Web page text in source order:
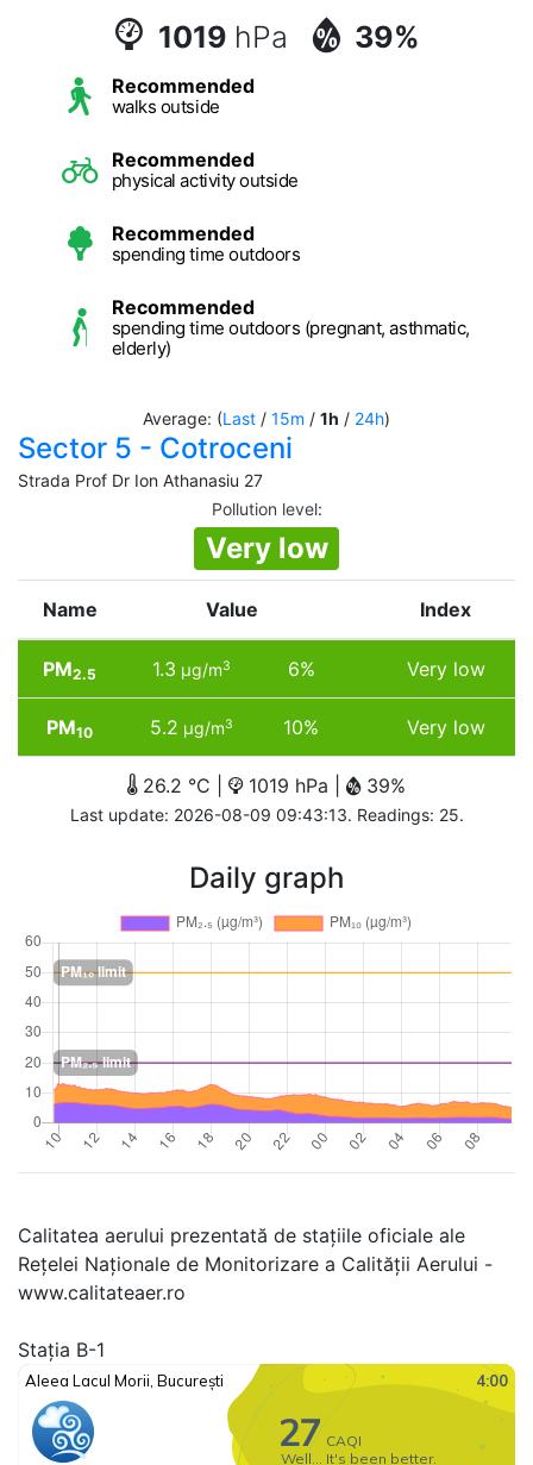
1019 hPa 39%
Recommended
walks outside
Recommended
physical activity outside
Recommended
spending time outdoors
Recommended
spending time outdoors (pregnant, asthmatic,
elderly)
Average: (Last / 15m / 1h / 24h)
Sector 5 - Cotroceni
Strada Prof Dr Ion Athanasiu 27
Pollution level:
Very low
Name Value Index
PM2.5 1.3 µg/m3 6% Very low
PM10 5.2 µg/m3 10% Very low
26.2 °C | 1019 hPa | 39%
Last update: 2026-08-09 09:43:13. Readings: 25.
Daily graph
Calitatea aerului prezentată de stațiile oficiale ale
Rețelei Naționale de Monitorizare a Calității Aerului -
www.calitateaer.ro
Stația B-1